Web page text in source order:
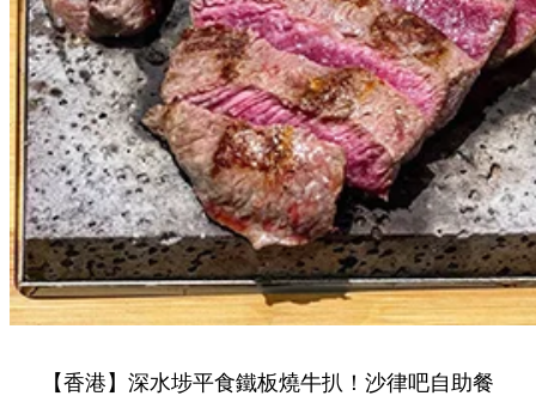
【香港】深水埗平食鐵板燒牛扒！沙律吧自助餐